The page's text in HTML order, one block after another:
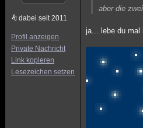
dabei seit 2011
Profil anzeigen
Private Nachricht
Link kopieren
Lesezeichen setzen
aber die
ja... lebe du mal